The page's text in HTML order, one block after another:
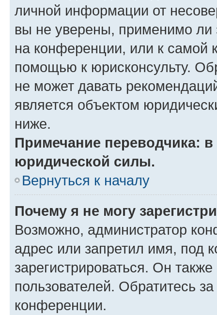
личной информации от
вы не уверены, применимо ли
на конференции, или к самой
помощью к юрисконсульту.
не может давать
является объектом
ниже.
Примечание переводчика:
юридической силы.
Вернуться к началу
Почему я не могу
Возможно, администратор
адрес или запретил имя, под
зарегистрироваться. Он
пользователей. Обратитесь
конференции.